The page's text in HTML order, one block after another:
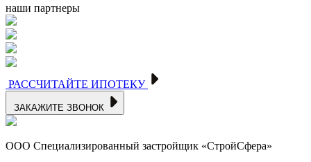
наши партнеры
РАССЧИТАЙТЕ ИПОТЕКУ
ЗАКАЖИТЕ ЗВОНОК
ООО Специализированный застройщик «CтройСфера»